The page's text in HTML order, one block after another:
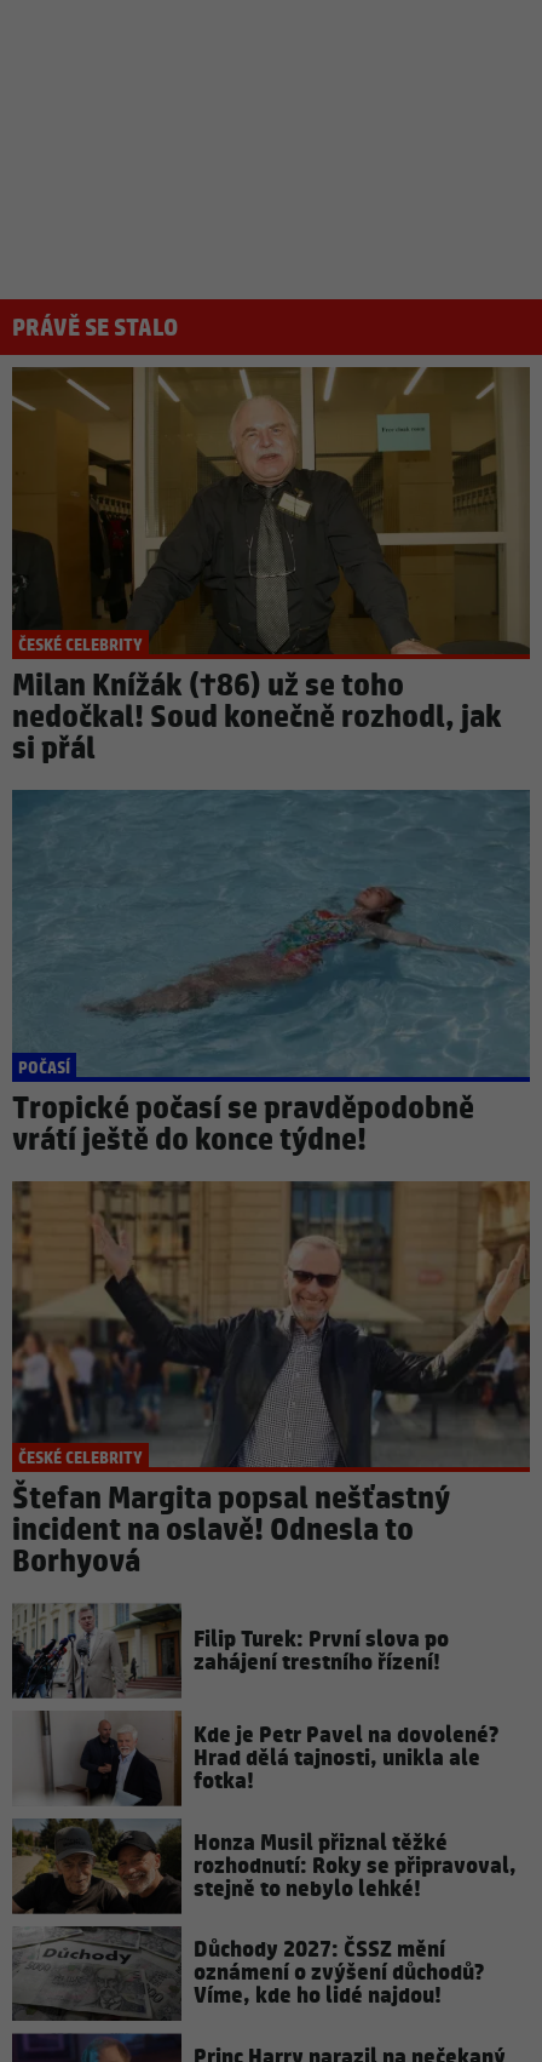
PRÁVĚ SE STALO
ČESKÉ CELEBRITY
Milan Knížák (†86) už se toho
nedočkal! Soud konečně rozhodl, jak
si přál
POČASÍ
Tropické počasí se pravděpodobně
vrátí ještě do konce týdne!
ČESKÉ CELEBRITY
Štefan Margita popsal nešťastný
incident na oslavě! Odnesla to
Borhyová
Filip Turek: První slova po
zahájení trestního řízení!
Kde je Petr Pavel na dovolené?
Hrad dělá tajnosti, unikla ale
fotka!
Honza Musil přiznal těžké
rozhodnutí: Roky se připravoval,
stejně to nebylo lehké!
Důchody 2027: ČSSZ mění
oznámení o zvýšení důchodů?
Víme, kde ho lidé najdou!